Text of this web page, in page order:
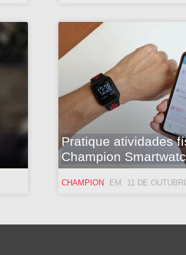
Pratique atividades
Champion
CHAMPION 11 DE